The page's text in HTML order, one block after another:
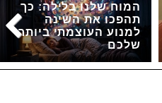
המוח שלנו בלילה: כך
תהפכו את השינה
למנוע העוצמתי ביותר
שלכם